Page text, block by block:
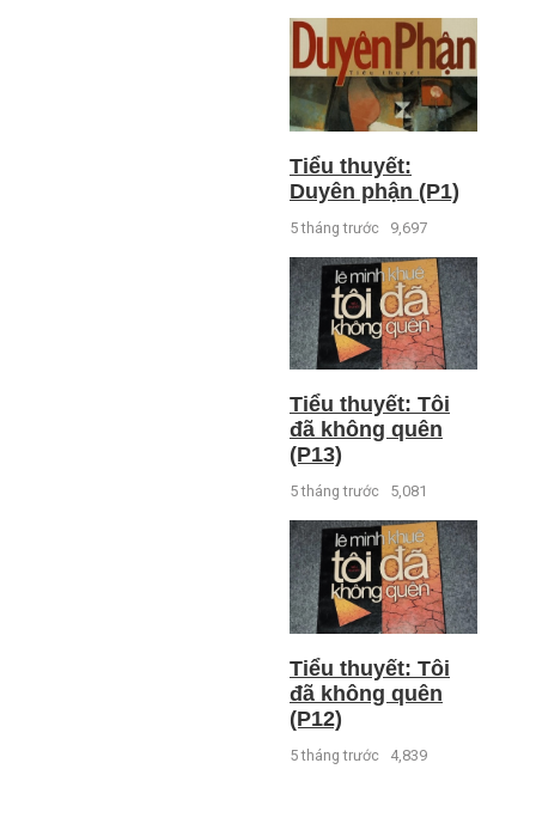
Tiểu thuyết:
Duyên phận (P1)
5 tháng trước 9,697
Tiểu thuyết: Tôi
đã không quên
(P13)
5 tháng trước 5,081
Tiểu thuyết: Tôi
đã không quên
(P12)
5 tháng trước 4,839